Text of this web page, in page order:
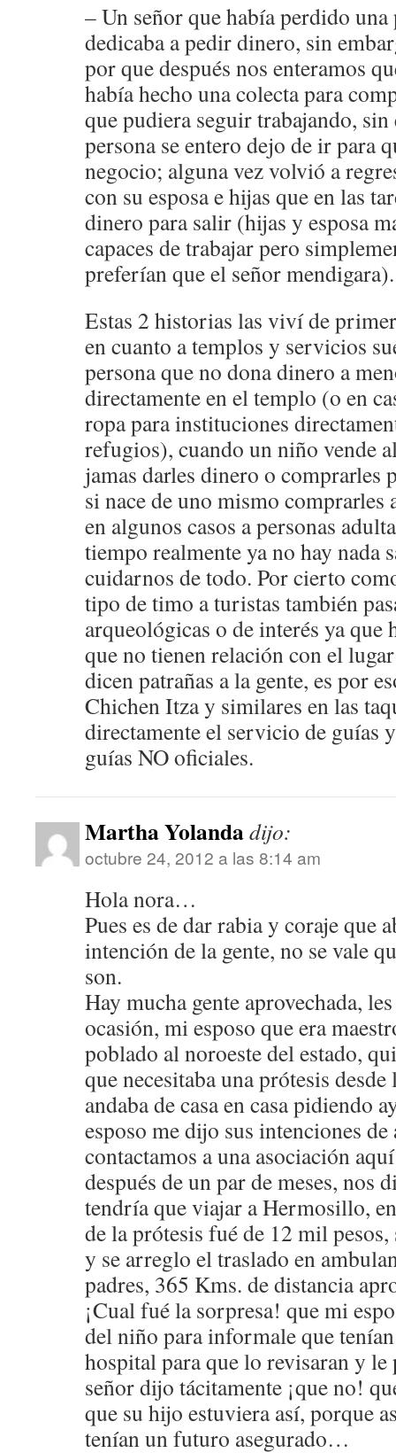
– Un señor que había perdido
dedicaba a pedir dinero, sin
por que después nos enteramos
había hecho una colecta para
que pudiera seguir trabajando,
persona se entero dejo de ir para
negocio; alguna vez volvió a
con su esposa e hijas que en las
dinero para salir (hijas y esposa
capaces de trabajar pero
preferían que el señor mendigara).
Estas 2 historias las viví de
en cuanto a templos y servicios
persona que no dona dinero a
directamente en el templo (o en
ropa para instituciones
refugios), cuando un niño vende
jamas darles dinero o comprarles
si nace de uno mismo
en algunos casos a personas
tiempo realmente ya no hay nada
cuidarnos de todo. Por cierto
tipo de timo a turistas también
arqueológicas o de interés ya que
que no tienen relación con el
dicen patrañas a la gente, es por
Chichen Itza y similares en las
directamente el servicio de guías
guías NO oficiales.
Martha Yolandadijo:
octubre 24, 2012 a las 8:14 am
Hola nora…
Pues es de dar rabia y coraje que
intención de la gente, no se vale
son.
Hay mucha gente aprovechada,
ocasión, mi esposo que era
poblado al noroeste del estado,
que necesitaba una prótesis desde
andaba de casa en casa pidiendo
esposo me dijo sus intenciones de
contactamos a una asociación
después de un par de meses, nos
tendría que viajar a Hermosillo,
de la prótesis fué de 12 mil
y se arreglo el traslado en
padres, 365 Kms. de distancia
¡Cual fué la sorpresa! que mi
del niño para informale que
hospital para que lo revisaran y
señor dijo tácitamente ¡que no!
que su hijo estuviera así, porque
tenían un futuro asegurado…